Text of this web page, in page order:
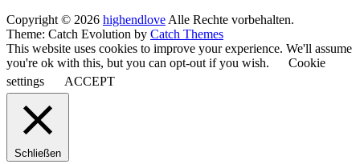
Copyright © 2026 highendlove Alle Rechte vorbehalten.
Theme: Catch Evolution by Catch Themes
This website uses cookies to improve your experience. We'll assume
you're ok with this, but you can opt-out if you wish.
Cookie
settings
ACCEPT
Schließen